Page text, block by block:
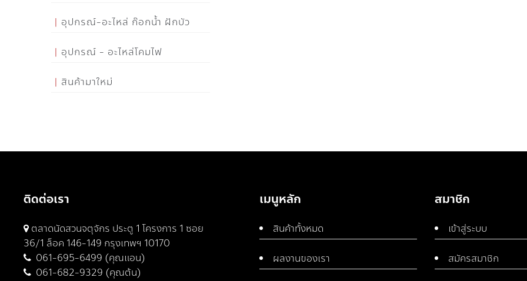
อุปกรณ์-อะไหล่ ก๊อกน้ำ ฝักบัว
อุปกรณ์ - อะไหล่โคมไฟ
สินค้ามาใหม่
ติดต่อเรา
ตลาดนัดสวนจตุจักร ประตู 1 โครงการ 1 ซอย
36/1 ล็อค 146-149 กรุงเทพฯ 10170
061-695-6499 (คุณแอน)
061-682-9329 (คุณต้น)
เมนูหลัก
สินค้าทั้งหมด
ผลงานของเรา
สมาชิก
เข้าสู่ระบบ
สมัครสมาชิก